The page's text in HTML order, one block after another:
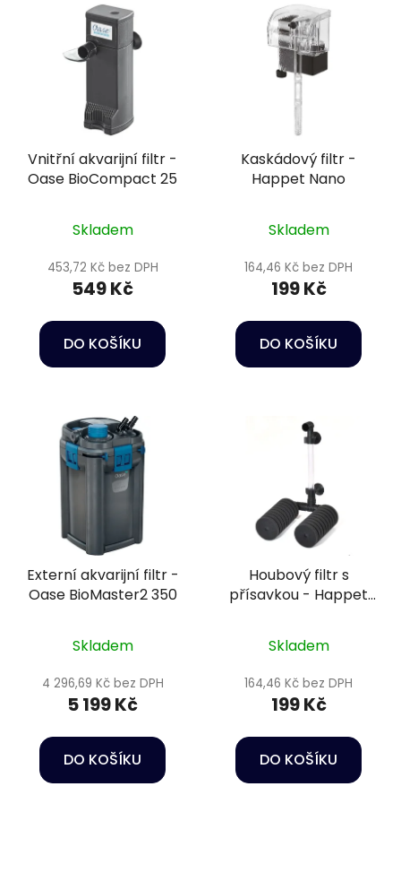
Vnitřní akvarijní filtr -
Oase BioCompact 25
Skladem
453,72 Kč bez DPH
549 Kč
DO KOŠÍKU
Kaskádový filtr -
Happet Nano
Skladem
164,46 Kč bez DPH
199 Kč
DO KOŠÍKU
Externí akvarijní filtr -
Oase BioMaster2 350
Skladem
4 296,69 Kč bez DPH
5 199 Kč
DO KOŠÍKU
Houbový filtr s
přísavkou - Happet
Skladem
164,46 Kč bez DPH
199 Kč
DO KOŠÍKU